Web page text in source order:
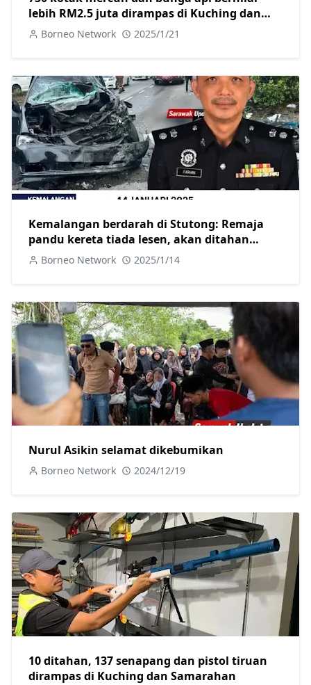
lebih RM2.5 juta dirampas di Kuching dan
Miri, dua ditangkap
Borneo Network 2025/1/21
Kemalangan berdarah di Stutong: Remaja
pandu kereta tiada lesen, akan ditahan
selepas dirawat
Borneo Network 2025/1/14
Nurul Asikin selamat dikebumikan
Borneo Network 2024/12/19
10 ditahan, 137 senapang dan pistol tiruan
dirampas di Kuching dan Samarahan